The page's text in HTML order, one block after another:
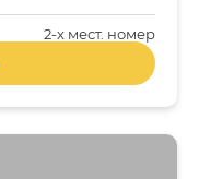
2-x мест. номер